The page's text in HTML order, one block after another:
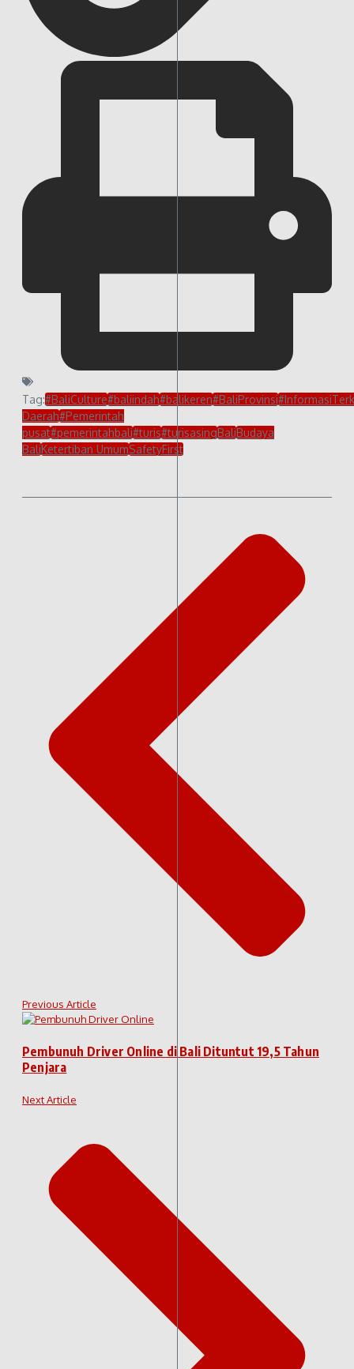
Tag:#BaliCulture#baliindah#balikeren#BaliProvinsi
Daerah#Pemerintah
pusat#pemerintahbali#turis#turisasingBaliBudaya
BaliKetertiban UmumSafetyFirst
Previous Article
Pembunuh Driver Online di Bali Dituntut 19,5 Tahun
Penjara
Next Article